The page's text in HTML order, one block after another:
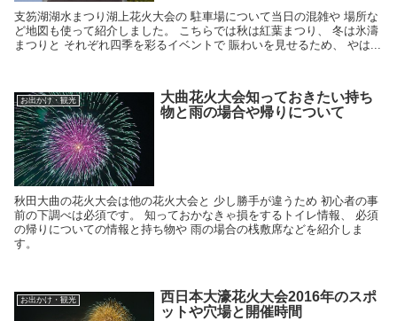
支笏湖湖水まつり湖上花火大会の 駐車場について当日の混雑や 場所な
ど地図も使って紹介しました。 こちらでは秋は紅葉まつり、 冬は氷濤
まつりと それぞれ四季を彩るイベントで 賑わいを見せるため、 やは...
お出かけ・観光
大曲花火大会知っておきたい持ち
物と雨の場合や帰りについて
秋田大曲の花火大会は他の花火大会と 少し勝手が違うため 初心者の事
前の下調べは必須です。 知っておかなきゃ損をするトイレ情報、 必須
の帰りについての情報と持ち物や 雨の場合の桟敷席などを紹介しま
す。
お出かけ・観光
西日本大濠花火大会2016年のスポ
ットや穴場と開催時間